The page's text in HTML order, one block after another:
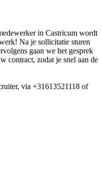
in Castricum wordt
Na je sollicitatie sturen
gaan we het gesprek
contract, zodat je snel aan de
via +31613521118 of